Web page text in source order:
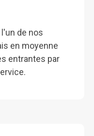
de nos
en moyenne
entrantes par